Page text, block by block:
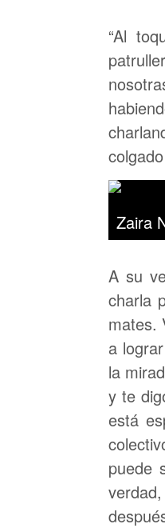
“Al
Zaira
A su
charla
mates.
a
la
y te
está
puede